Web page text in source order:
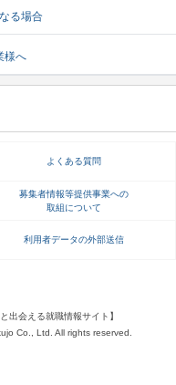
お役立ち記事・相談室など
就活チャンネル
る場合
様へ
よくある質問
募集者情報等提供事業への
取組について
利用者データの外部送信
と出会える就職情報サイト】
Co., Ltd. All rights reserved.